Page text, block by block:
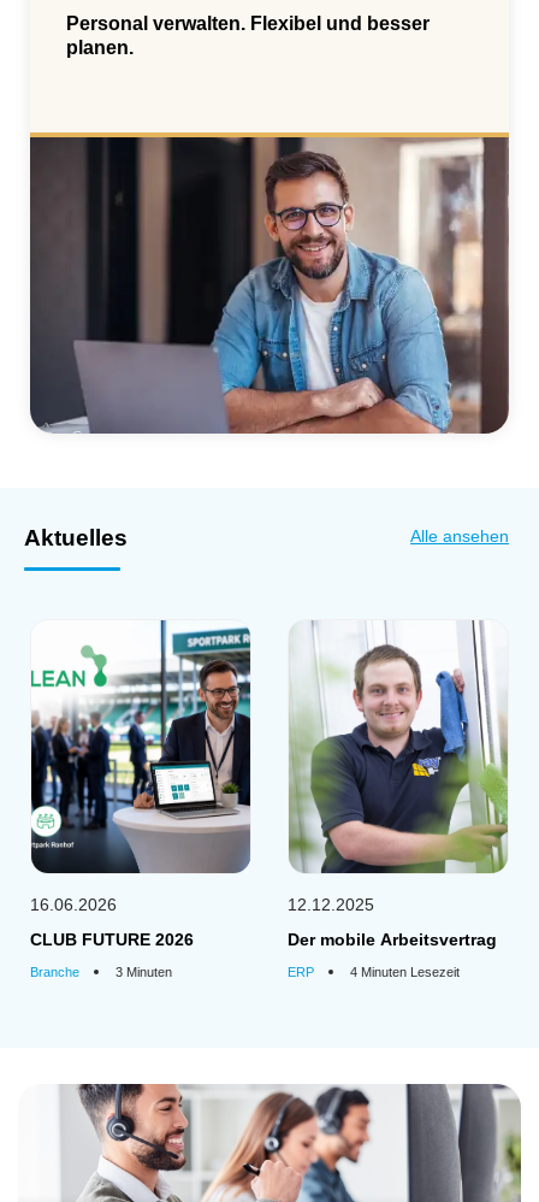
Personal verwalten. Flexibel und besser
planen.
Aktuelles Alle ansehen
16.06.2026
CLUB FUTURE 2026
Branche 3 Minuten
12.12.2025
Der mobile Arbeitsvertrag
ERP 4 Minuten Lesezeit